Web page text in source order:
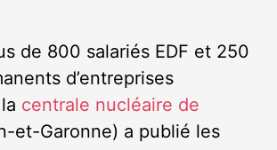
de 800 salariés EDF et 250
d’entreprises
centrale nucléaire de
et-Garonne) a publié les